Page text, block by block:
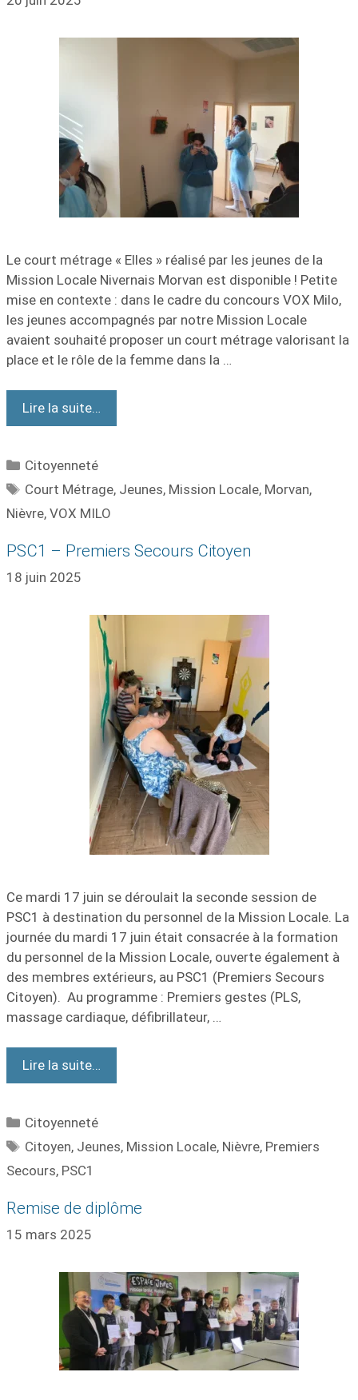
Le court métrage « Elles » réalisé par les jeunes de la
Mission Locale Nivernais Morvan est disponible ! Petite
mise en contexte : dans le cadre du concours VOX Milo,
les jeunes accompagnés par notre Mission Locale
avaient souhaité proposer un court métrage valorisant la
place et le rôle de la femme dans la …
Lire la suite…
Citoyenneté
Court Métrage, Jeunes, Mission Locale, Morvan,
Nièvre, VOX MILO
PSC1 – Premiers Secours Citoyen
18 juin 2025
Ce mardi 17 juin se déroulait la seconde session de
PSC1 à destination du personnel de la Mission Locale. La
journée du mardi 17 juin était consacrée à la formation
du personnel de la Mission Locale, ouverte également à
des membres extérieurs, au PSC1 (Premiers Secours
Citoyen). Au programme : Premiers gestes (PLS,
massage cardiaque, défibrillateur, …
Lire la suite…
Citoyenneté
Citoyen, Jeunes, Mission Locale, Nièvre, Premiers
Secours, PSC1
Remise de diplôme
15 mars 2025